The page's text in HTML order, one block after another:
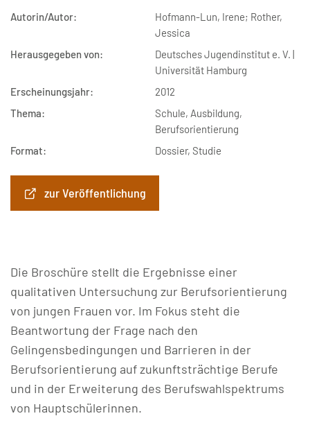
Autorin/Autor:
Hofmann-Lun, Irene; Rother,
Jessica
Herausgegeben von:
Deutsches Jugendinstitut e. V. |
Universität Hamburg
Erscheinungsjahr:
2012
Thema:
Schule, Ausbildung,
Berufsorientierung
Format:
Dossier, Studie
zur Veröffentlichung
Die Broschüre stellt die Ergebnisse einer
qualitativen Untersuchung zur Berufsorientierung
von jungen Frauen vor. Im Fokus steht die
Beantwortung der Frage nach den
Gelingensbedingungen und Barrieren in der
Berufsorientierung auf zukunftsträchtige Berufe
und in der Erweiterung des Berufswahlspektrums
von Hauptschülerinnen.